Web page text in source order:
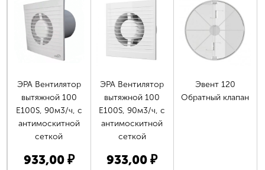
ЭРА Вентилятор
вытяжной 100
E100S, 90м3/ч, с
антимоскитной
сеткой
933,00 ₽
ЭРА Вентилятор
вытяжной 100
E100S, 90м3/ч, с
антимоскитной
сеткой
933,00 ₽
Эвент 120
Обратный клапан